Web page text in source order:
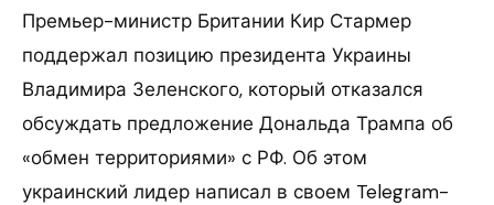
Премьер-министр Британии Кир Стармер
поддержал позицию президента Украины
Владимира Зеленского, который отказался
обсуждать предложение Дональда Трампа об
«обмен территориями» с РФ. Об этом
украинский лидер написал в своем Telegram-